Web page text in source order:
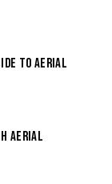
TO AERIAL
AERIAL